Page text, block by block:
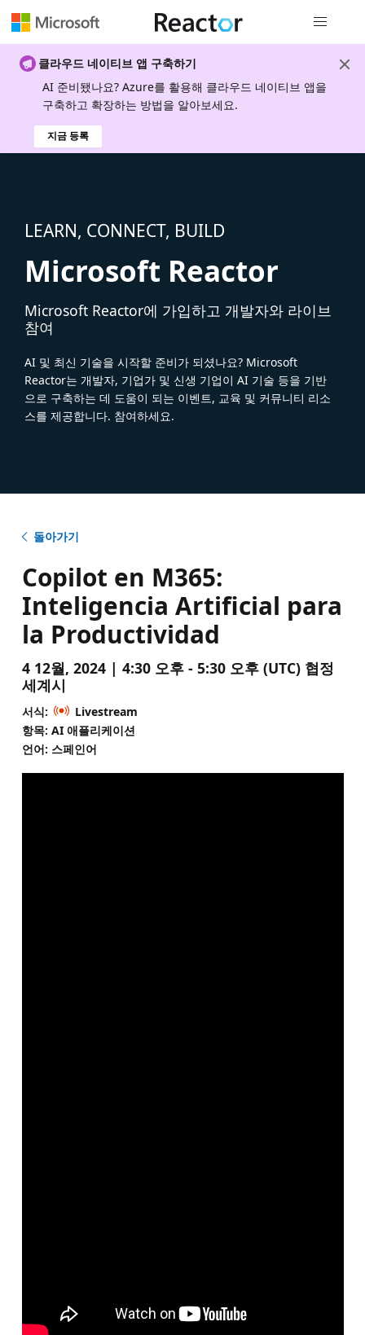
클라우드 네이티브 앱 구축하기
AI 준비됐나요? Azure를 활용해 클라우드 네이티브 앱을
구축하고 확장하는 방법을 알아보세요.
지금 등록
LEARN, CONNECT, BUILD
Microsoft Reactor
Microsoft Reactor에 가입하고 개발자와 라이브
참여
AI 및 최신 기술을 시작할 준비가 되셨나요? Microsoft
Reactor는 개발자, 기업가 및 신생 기업이 AI 기술 등을 기반
으로 구축하는 데 도움이 되는 이벤트, 교육 및 커뮤니티 리소
스를 제공합니다. 참여하세요.
돌아가기
Copilot en M365:
Inteligencia Artificial para
la Productividad
4 12월, 2024 | 4:30 오후 - 5:30 오후 (UTC) 협정
세계시
서식:
Livestream
항목: AI 애플리케이션
언어: 스페인어